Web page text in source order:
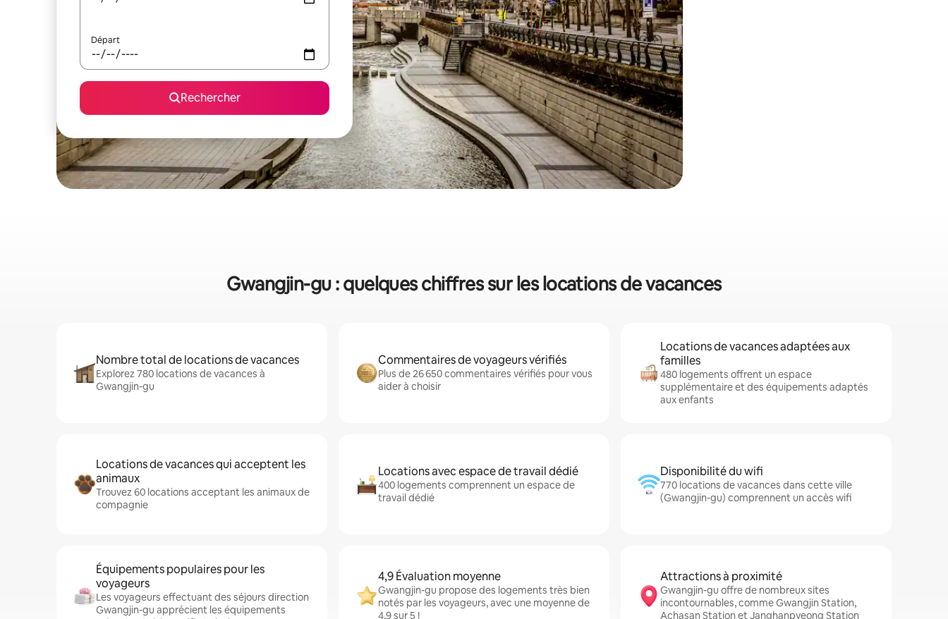
Départ
Rechercher
Gwangjin-gu : quelques chiffres sur les locations de vacances
Nombre total de locations de vacances
Explorez 780 locations de vacances à
Gwangjin-gu
Commentaires de voyageurs vérifiés
Plus de 26 650 commentaires vérifiés pour vous
aider à choisir
Locations de vacances adaptées aux
familles
480 logements offrent un espace
supplémentaire et des équipements adaptés
aux enfants
Locations de vacances qui acceptent les
animaux
Trouvez 60 locations acceptant les animaux de
compagnie
Locations avec espace de travail dédié
400 logements comprennent un espace de
travail dédié
Disponibilité du wifi
770 locations de vacances dans cette ville
(Gwangjin-gu) comprennent un accès wifi
Équipements populaires pour les
voyageurs
Les voyageurs effectuant des séjours direction
Gwangjin-gu apprécient les équipements
4,9 Évaluation moyenne
Gwangjin-gu propose des logements très bien
notés par les voyageurs, avec une moyenne de
4,9 sur 5 !
Attractions à proximité
Gwangjin-gu offre de nombreux sites
incontournables, comme Gwangjin Station,
Achasan Station et Janghanpyeong Station